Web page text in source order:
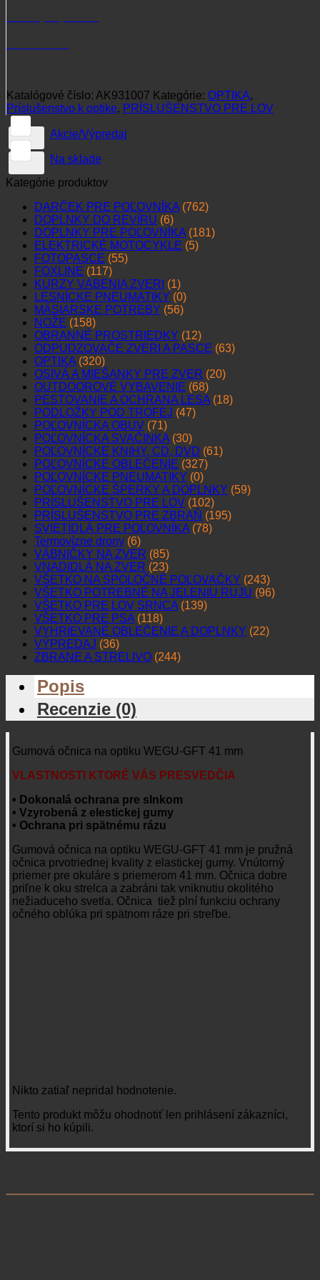
Katalógové číslo: AK931007 Kategórie: OPTIKA,
Príslušenstvo k optike, PRÍSLUŠENSTVO PRE LOV
Akcie/Výpredaj
Na sklade
Kategórie produktov
DARČEK PRE POĽOVNÍKA (762)
DOPLNKY DO REVÍRU (6)
DOPLNKY PRE POĽOVNÍKA (181)
ELEKTRICKÉ MOTOCYKLE (5)
FOTOPASCE (55)
FOXLINE (117)
KURZY VÁBENIA ZVERI (1)
LESNÍCKE PNEUMATIKY (0)
MÄSIARSKE POTREBY (56)
NOŽE (158)
OBRANNÉ PROSTRIEDKY (12)
ODPUDZOVAČE ZVERI A PASCE (63)
OPTIKA (320)
OSIVÁ A MIEŠANKY PRE ZVER (20)
OUTDOOROVÉ VYBAVENIE (68)
PESTOVANIE A OCHRANA LESA (18)
PODLOŽKY POD TROFEJ (47)
POĽOVNÍCKA OBUV (71)
POĽOVNÍCKA SVAČINKA (30)
POĽOVNÍCKE KNIHY, CD, DVD (61)
POĽOVNÍCKE OBLEČENIE (327)
POĽOVNÍCKE PNEUMATIKY (0)
POĽOVNÍCKE ŠPERKY A DOPLNKY (59)
PRÍSLUŠENSTVO PRE LOV (102)
PRÍSLUŠENSTVO PRE ZBRAŇ (195)
SVIETIDLÁ PRE POĽOVNÍKA (78)
Termovízne drony (6)
VÁBNIČKY NA ZVER (85)
VNADIDLÁ NA ZVER (23)
VŠETKO NA SPOLOČNÉ POĽOVAČKY (243)
VŠETKO POTREBNÉ NA JELENIU RUJU (96)
VŠETKO PRE LOV SRNCA (139)
VŠETKO PRE PSA (118)
VYHRIEVANÉ OBLEČENIE A DOPLNKY (22)
VÝPREDAJ (36)
ZBRANE A STRELIVO (244)
Popis
Recenzie (0)
Gumová očnica na optiku WEGU-GFT 41 mm
VLASTNOSTI KTORÉ VÁS PRESVEDČIA
• Dokonalá ochrana pre slnkom
• Vzyrobená z elestickej gumy
• Ochrana pri spätnému rázu
Gumová očnica na optiku WEGU-GFT 41 mm je pružná
očnica prvotriednej kvality z elastickej gumy. Vnútorný
priemer pre okuláre s priemerom 41 mm. Očnica dobre
priľne k oku strelca a zabráni tak vniknutiu okolitého
nežiaduceho svetla. Očnica tiež plní funkciu ochrany
očného oblúka pri spätnom ráze pri streľbe.
Nikto zatiaľ nepridal hodnotenie.
Tento produkt môžu ohodnotiť len prihlásení zákazníci,
ktorí si ho kúpili.